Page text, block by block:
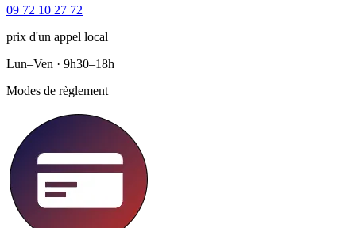
09 72 10 27 72
prix d'un appel local
Lun–Ven · 9h30–18h
Modes de règlement